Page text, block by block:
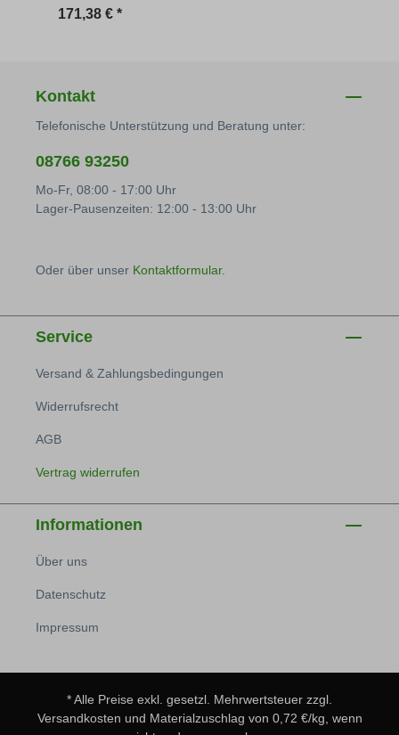
Regulärer Preis:
171,38 € *
Kontakt
Telefonische Unterstützung und Beratung unter:
08766 93250
Mo-Fr, 08:00 - 17:00 Uhr
Lager-Pausenzeiten: 12:00 - 13:00 Uhr
Oder über unser Kontaktformular.
Service
Versand & Zahlungsbedingungen
Widerrufsrecht
AGB
Vertrag widerrufen
Informationen
Über uns
Datenschutz
Impressum
* Alle Preise exkl. gesetzl. Mehrwertsteuer zzgl.
Versandkosten und Materialzuschlag von 0,72 €/kg, wenn